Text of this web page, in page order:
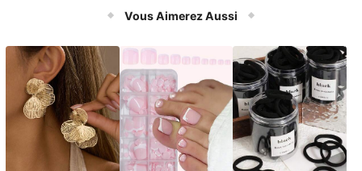
Vous Aimerez Aussi